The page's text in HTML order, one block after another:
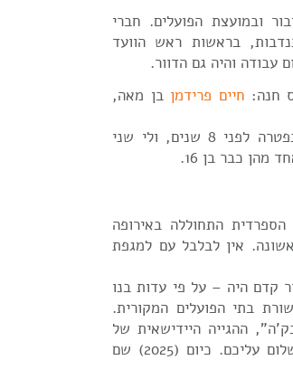
ובמועצת הפועלים. חברי
בראשות ראש הוועד
עבודה והיה גם הדוור.
חנה: חיים פרידמן בן מאה,
חייתי 66 שנים עם אשתי מרים ז"ל שנפטרה לפני 8 שנים, ולי שני
כבר בן 16.
התחוללה באירופה
אין לבלבל עם למגפת
קדם היה – על פי עדות בנו
בתי הפועלים המקורית.
ההגייה היידישאית של
השם כתריאליבקה, עיירה מסיפוריו של שלום עליכם. כיום (2025) שם